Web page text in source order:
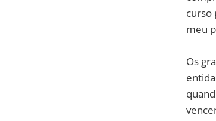
curso
meu
Os